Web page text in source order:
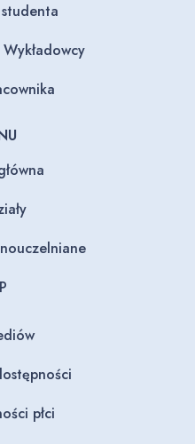
płci